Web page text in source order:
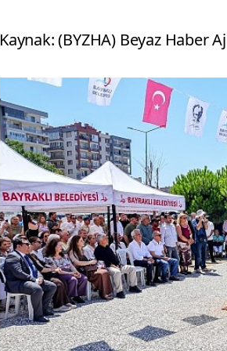
Kaynak: (BYZHA) Beyaz Haber